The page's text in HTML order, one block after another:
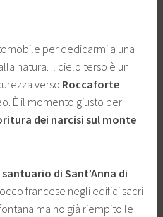
per dedicarmi a una
natura. Il cielo terso è un
verso Roccaforte
È il momento giusto per
dei narcisi sul monte
santuario di Sant’Anna di
francese negli edifici sacri
ma ho già riempito le